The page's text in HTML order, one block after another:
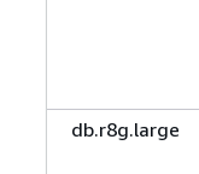
db.r8g.large